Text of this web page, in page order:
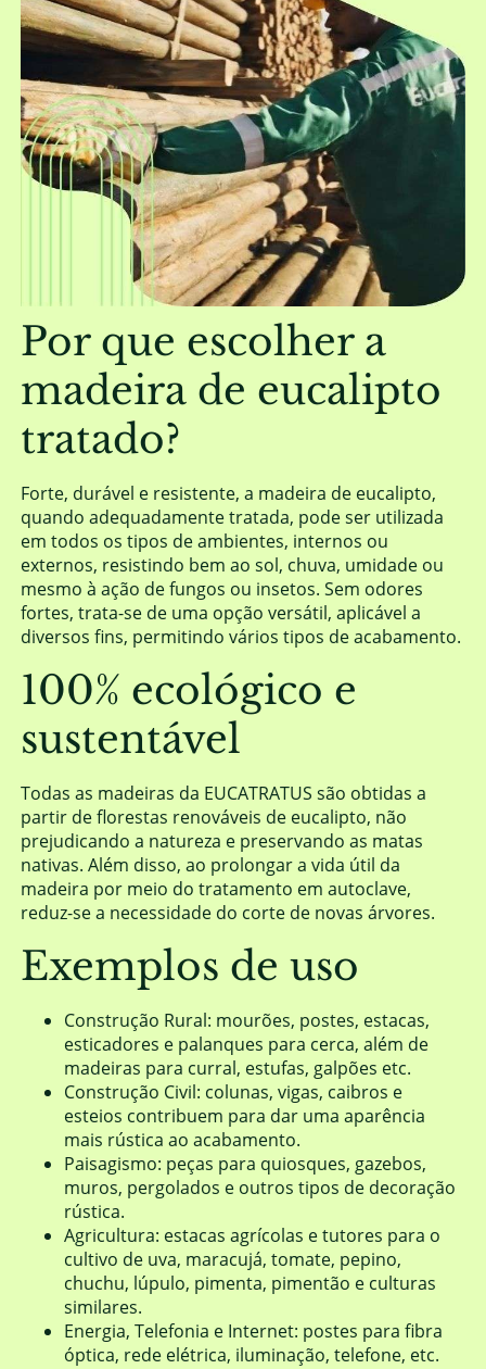
Por que escolher a
madeira de eucalipto
tratado?
Forte, durável e resistente, a madeira de eucalipto,
quando adequadamente tratada, pode ser utilizada
em todos os tipos de ambientes, internos ou
externos, resistindo bem ao sol, chuva, umidade ou
mesmo à ação de fungos ou insetos. Sem odores
fortes, trata-se de uma opção versátil, aplicável a
diversos fins, permitindo vários tipos de acabamento.
100% ecológico e
sustentável
Todas as madeiras da EUCATRATUS são obtidas a
partir de florestas renováveis de eucalipto, não
prejudicando a natureza e preservando as matas
nativas. Além disso, ao prolongar a vida útil da
madeira por meio do tratamento em autoclave,
reduz-se a necessidade do corte de novas árvores.
Exemplos de uso
Construção Rural: mourões, postes, estacas,
esticadores e palanques para cerca, além de
madeiras para curral, estufas, galpões etc.
Construção Civil: colunas, vigas, caibros e
esteios contribuem para dar uma aparência
mais rústica ao acabamento.
Paisagismo: peças para quiosques, gazebos,
muros, pergolados e outros tipos de decoração
rústica.
Agricultura: estacas agrícolas e tutores para o
cultivo de uva, maracujá, tomate, pepino,
chuchu, lúpulo, pimenta, pimentão e culturas
similares.
Energia, Telefonia e Internet: postes para fibra
óptica, rede elétrica, iluminação, telefone, etc.